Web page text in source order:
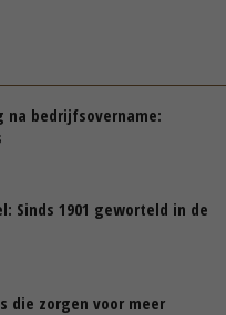
na bedrijfsovername:
Sinds 1901 geworteld in de
die zorgen voor meer